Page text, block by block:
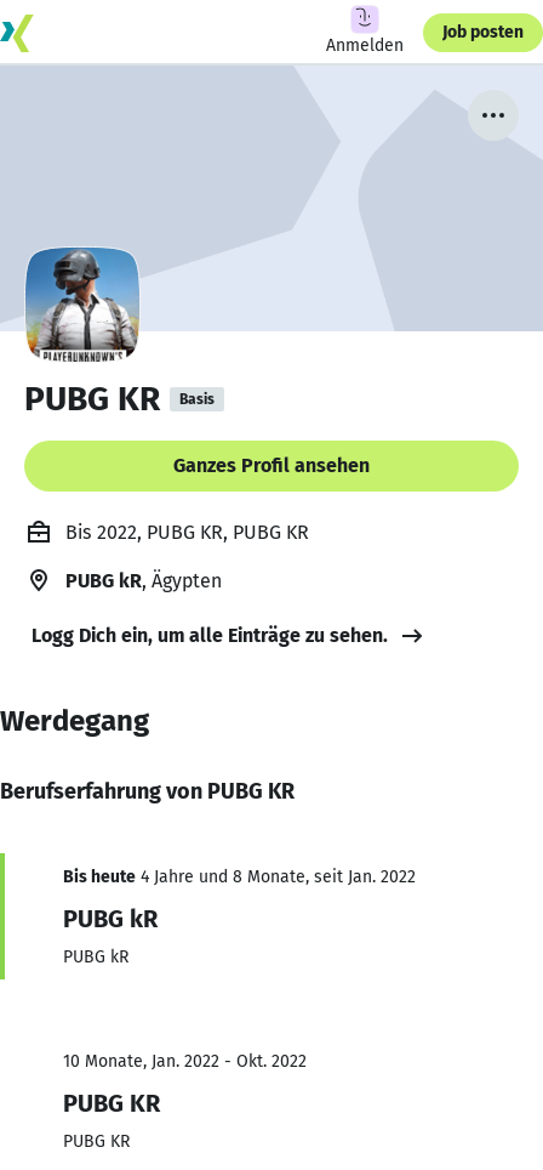
Anmelden
Job posten
PUBG KR Basis
Ganzes Profil ansehen
Bis 2022, PUBG KR, PUBG KR
PUBG kR, Ägypten
Logg Dich ein, um alle Einträge zu sehen.
Werdegang
Berufserfahrung von PUBG KR
Bis heute 4 Jahre und 8 Monate, seit Jan. 2022
PUBG kR
PUBG kR
10 Monate, Jan. 2022 - Okt. 2022
PUBG KR
PUBG KR